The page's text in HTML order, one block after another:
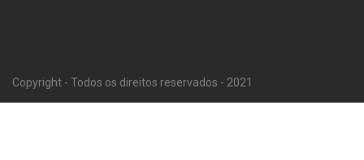
Copyright - Todos os direitos reservados - 2021